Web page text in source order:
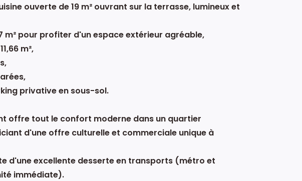
ouverte de 19 m² ouvrant sur la terrasse, lumineux et
m² pour profiter d'un espace extérieur agréable,
m²,
privative en sous-sol.
offre tout le confort moderne dans un quartier
d'une offre culturelle et commerciale unique à
d'une excellente desserte en transports (métro et
immédiate).